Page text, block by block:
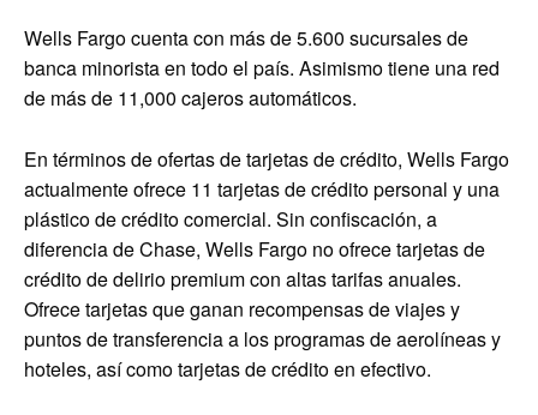
Wells Fargo cuenta con más de 5.600 sucursales de
banca minorista en todo el país. Asimismo tiene una red
de más de 11,000 cajeros automáticos.
En términos de ofertas de tarjetas de crédito, Wells Fargo
actualmente ofrece 11 tarjetas de crédito personal y una
plástico de crédito comercial. Sin confiscación, a
diferencia de Chase, Wells Fargo no ofrece tarjetas de
crédito de delirio premium con altas tarifas anuales.
Ofrece tarjetas que ganan recompensas de viajes y
puntos de transferencia a los programas de aerolíneas y
hoteles, así como tarjetas de crédito en efectivo.